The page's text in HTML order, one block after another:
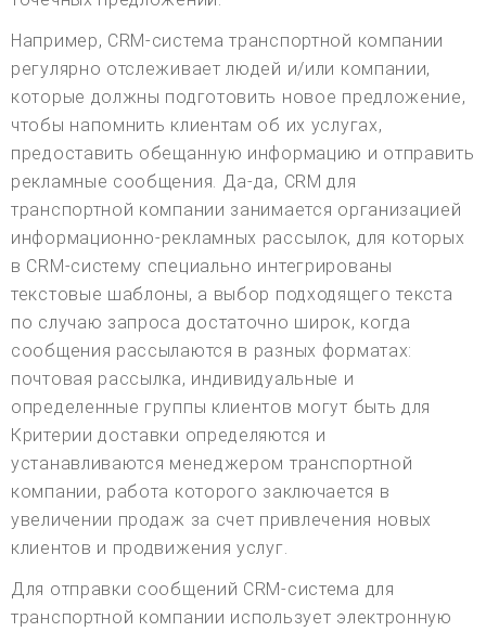
Например, CRM-система транспортной компании
регулярно отслеживает людей и/или компании,
которые должны подготовить новое предложение,
чтобы напомнить клиентам об их услугах,
предоставить обещанную информацию и отправить
рекламные сообщения. Да-да, CRM для
транспортной компании занимается организацией
информационно-рекламных рассылок, для которых
в CRM-систему специально интегрированы
текстовые шаблоны, а выбор подходящего текста
по случаю запроса достаточно широк, когда
сообщения рассылаются в разных форматах:
почтовая рассылка, индивидуальные и
определенные группы клиентов могут быть для
Критерии доставки определяются и
устанавливаются менеджером транспортной
компании, работа которого заключается в
увеличении продаж за счет привлечения новых
клиентов и продвижения услуг.
Для отправки сообщений CRM-система для
транспортной компании использует электронную